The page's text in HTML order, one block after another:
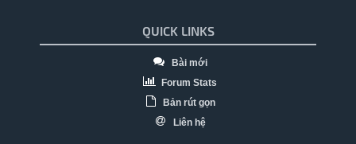
QUICK LINKS
Bài mới
Forum Stats
Bản rút gọn
Liên hệ